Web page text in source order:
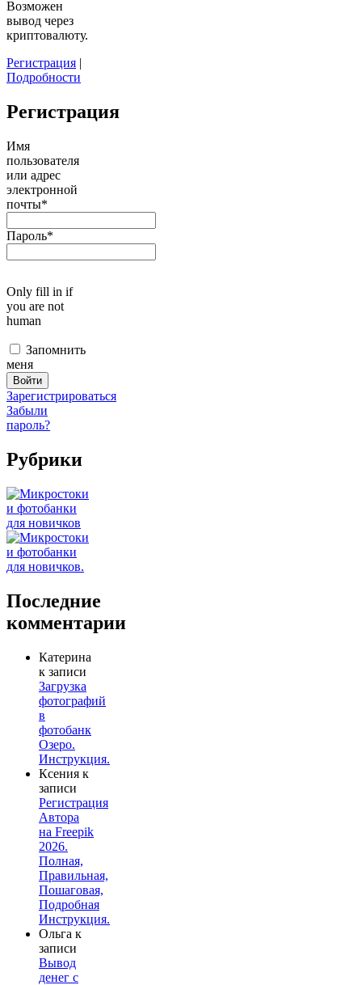
Возможен
вывод через
криптовалюту.
Регистрация |
Подробности
Регистрация
Имя
пользователя
или адрес
электронной
почты*
Пароль*
Only fill in if
you are not
human
Запомнить
меня
Зарегистрироваться
Забыли
пароль?
Рубрики
Последние
комментарии
Катерина
к записи
Загрузка
фотографий
в
фотобанк
Озеро.
Инструкция.
Ксения к
записи
Регистрация
Автора
на Freepik
2026.
Полная,
Правильная,
Пошаговая,
Подробная
Инструкция.
Ольга к
записи
Вывод
денег с